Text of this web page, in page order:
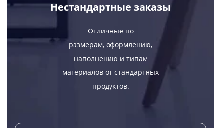
Нестандартные заказы
Отличные по
размерам, оформлению,
наполнению и типам
материалов от стандартных
продуктов.